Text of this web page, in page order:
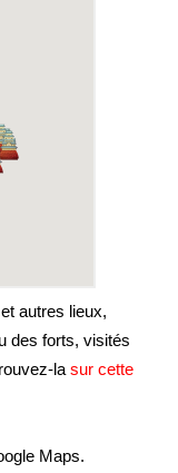
autres lieux,
des forts, visités
la sur cette
Maps.